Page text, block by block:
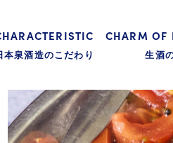
本泉酒造のこだわり
CHARM OF
生酒